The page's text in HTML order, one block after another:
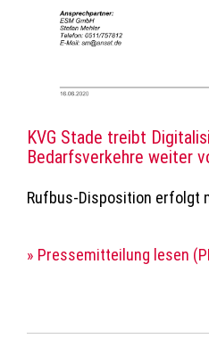
KVG Stade treibt
Bedarfsverkehre weiter
Rufbus-Disposition erfolgt
» Pressemitteilung lesen